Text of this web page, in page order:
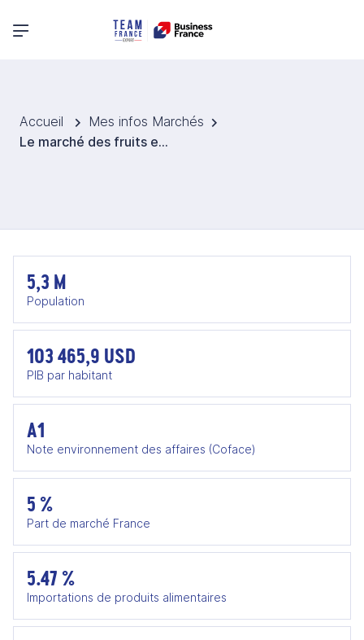
Menu principal
Accueil
Mes infos Marchés
Le marché des fruits et légumes en Irlande
5,3 M
Population
103 465,9 USD
PIB par habitant
A1
Note environnement des affaires (Coface)
5 %
Part de marché France
5.47 %
Importations de produits alimentaires